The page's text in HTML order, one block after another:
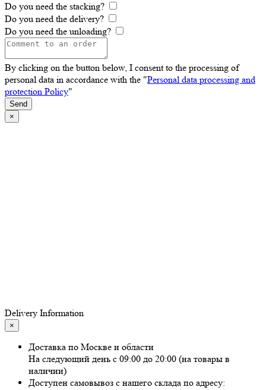
Do you need the stacking?
Do you need the delivery?
Do you need the unloading?
By clicking on the button below, I consent to the processing of
personal data in accordance with the "Personal data processing and
protection Policy"
Send
×
Delivery Information
×
Доставка по Москве и области
На следующий день с 09:00 до 20:00 (на товары в
наличии)
Доступен самовывоз с нашего склада по адресу: